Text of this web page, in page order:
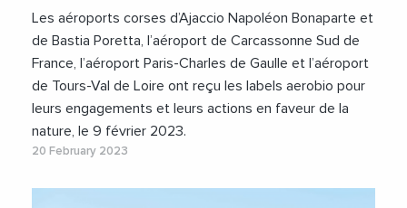
Les aéroports corses d’Ajaccio Napoléon Bonaparte et
de Bastia Poretta, l’aéroport de Carcassonne Sud de
France, l’aéroport Paris-Charles de Gaulle et l’aéroport
de Tours-Val de Loire ont reçu les labels aerobio pour
leurs engagements et leurs actions en faveur de la
nature, le 9 février 2023.
20 February 2023